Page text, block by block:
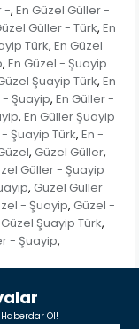
-, En Güzel Güller -
Güller - Türk, En
Türk, En Güzel
, En Güzel - Şuayip
Şuayip Türk, En
- Şuayip, En Güller -
, En Güller Şuayip
- Şuayip Türk, En -
, Güzel Güller,
Güller - Şuayip
, Güzel Güller
- Şuayip, Güzel -
Güzel Şuayip Türk,
- Şuayip,
Ol!